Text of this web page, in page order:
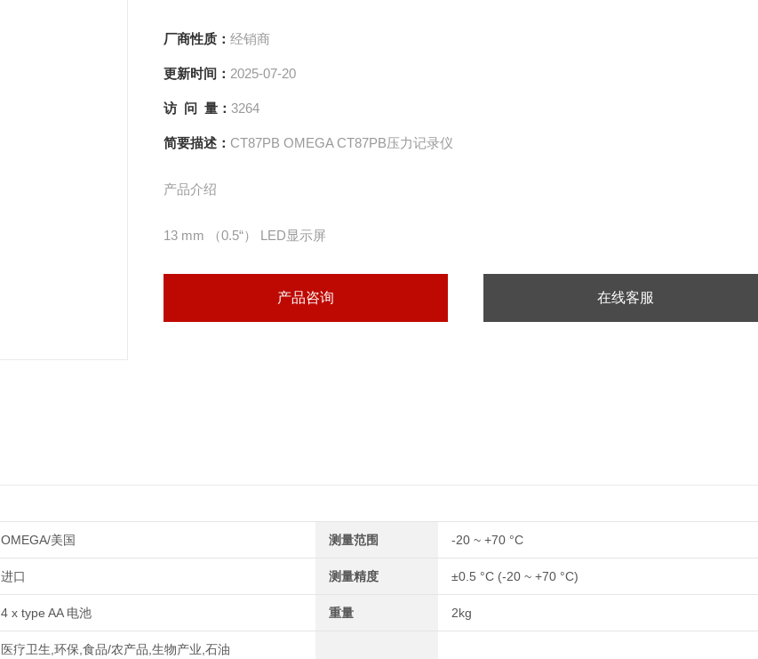
厂商性质： 经销商
更新时间： 2025-07-20
访 问 量： 3264
简要描述： CT87PB OMEGA CT87PB压力记录仪
产品介绍
13 mm （0.5“） LED显示屏
产品咨询 在线客服
OMEGA/美国 测量范围 -20 ~ +70 °C
进口 测量精度 ±0.5 °C (-20 ~ +70 °C)
4 x type AA 电池 重量 2kg
医疗卫生,环保,食品/农产品,生物产业,石油